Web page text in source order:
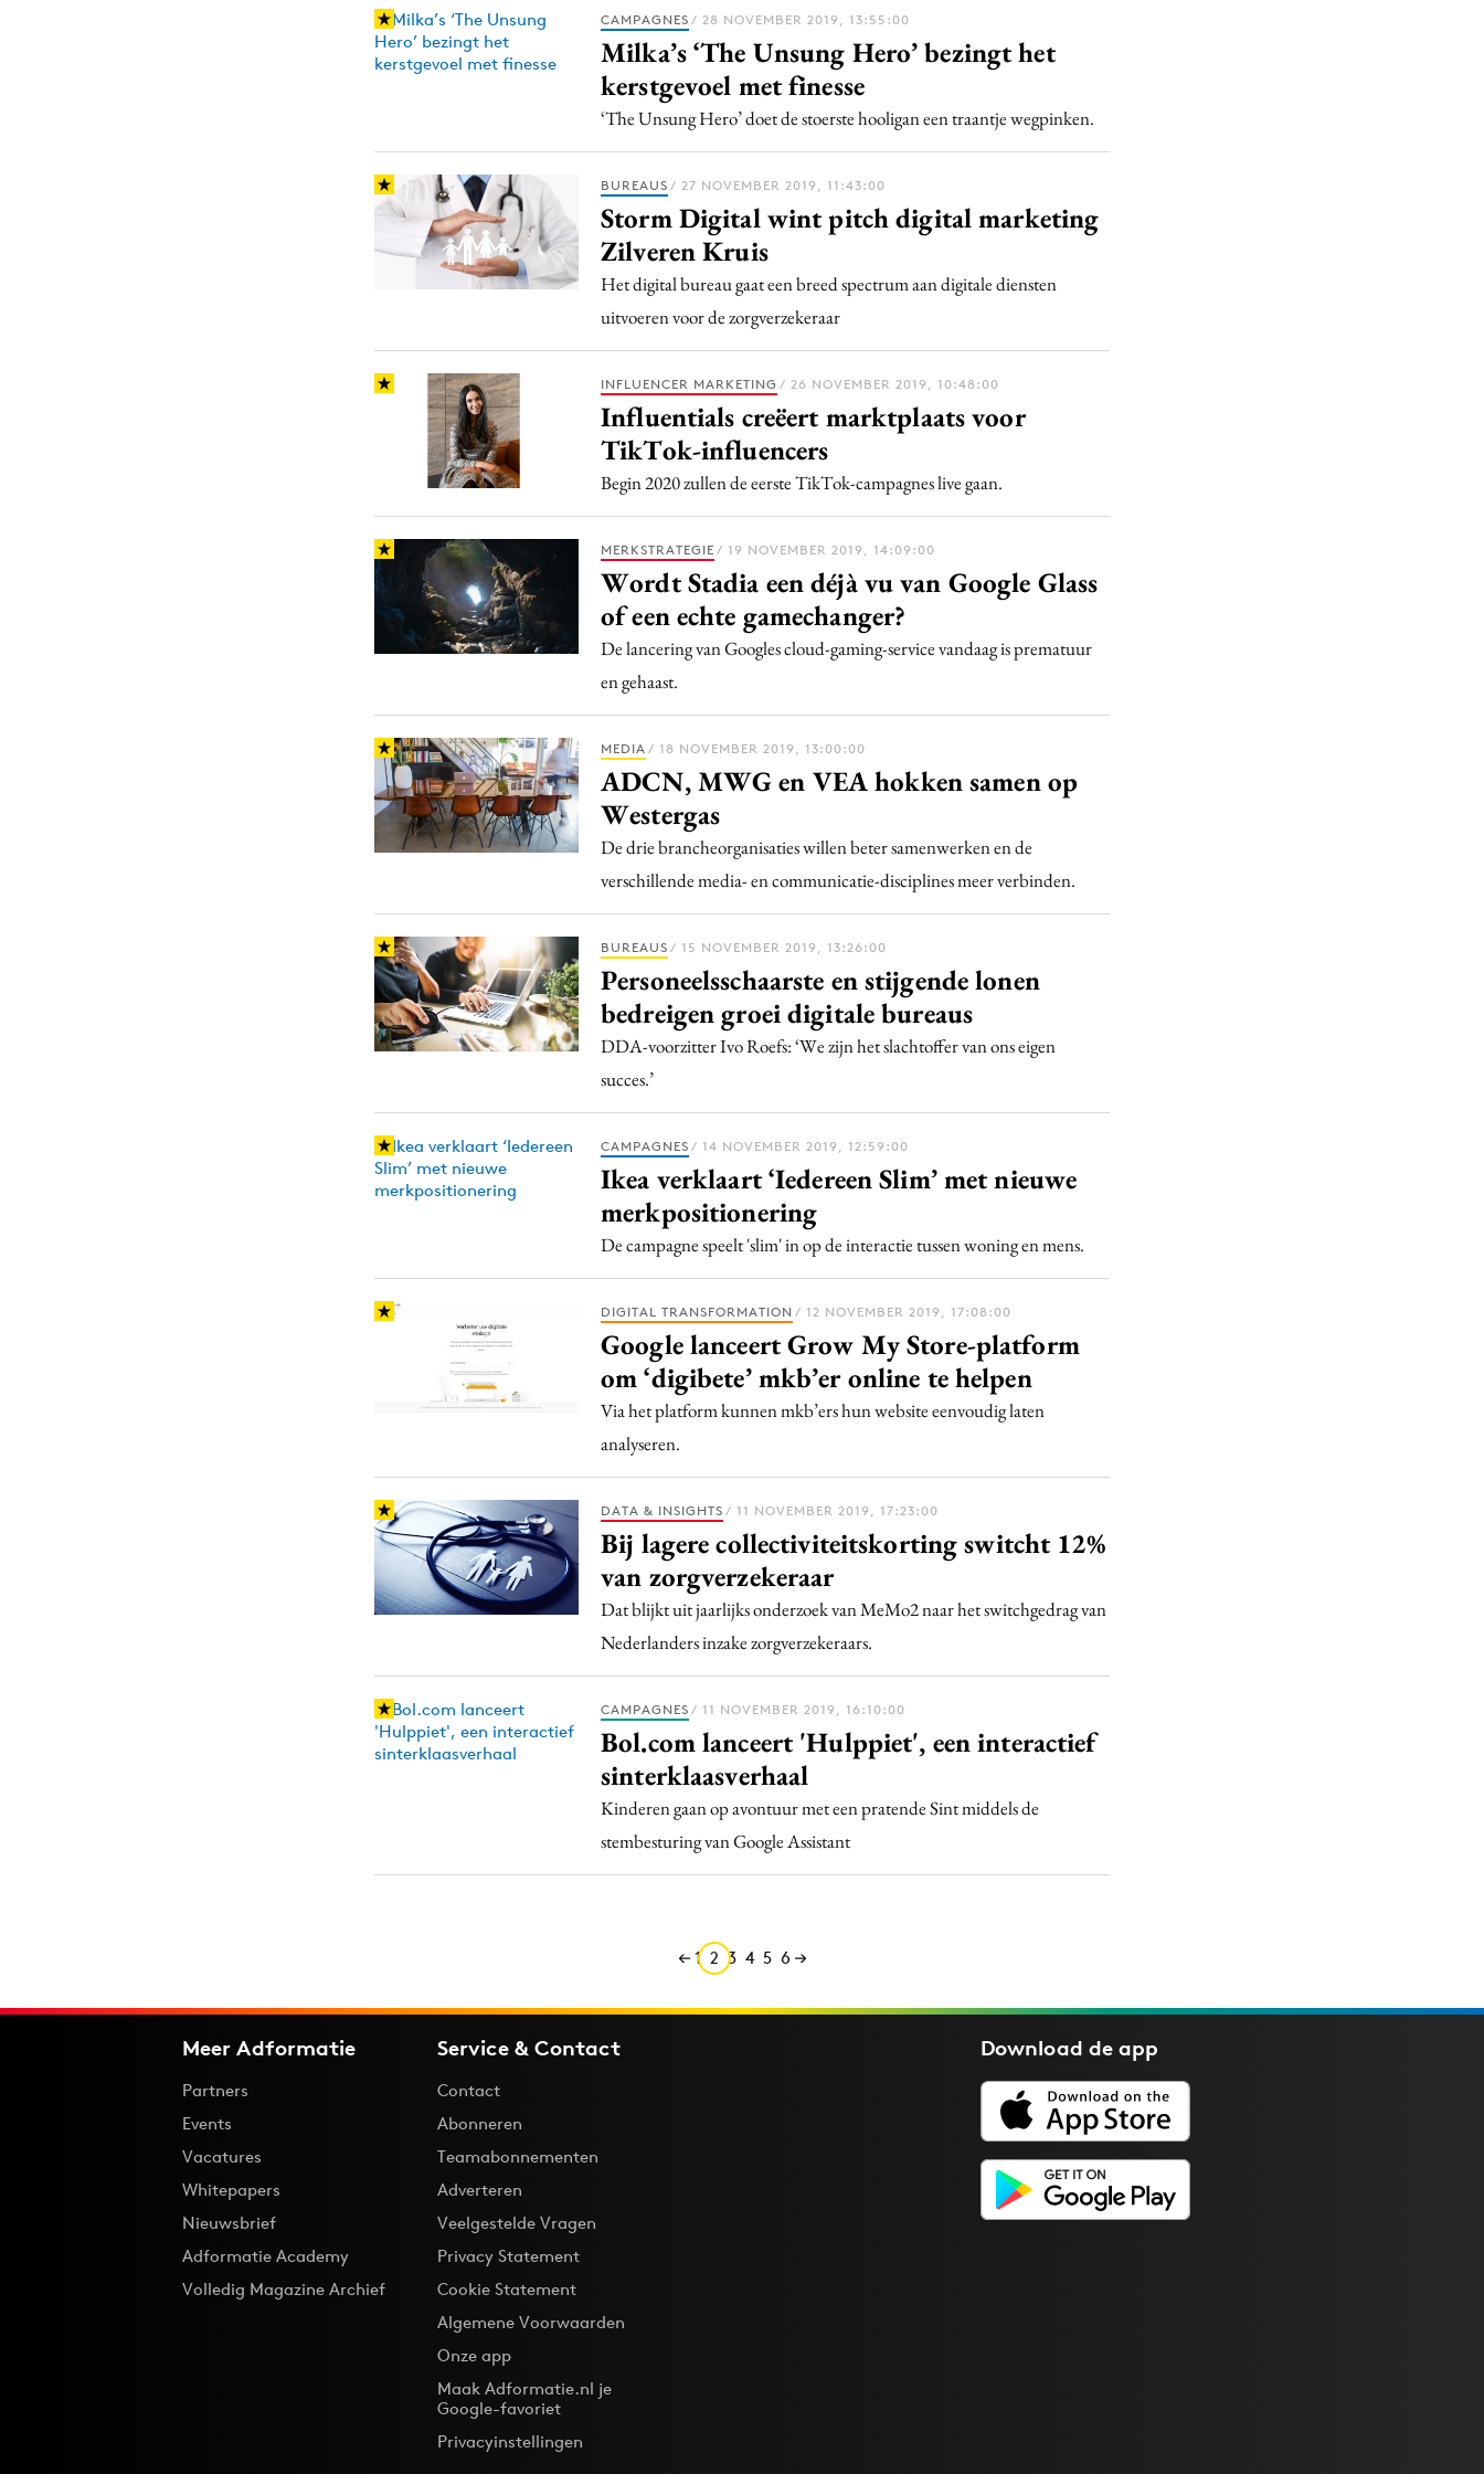
Gedragsverandering
Influencer marketing
Reputatie & crisis
CAMPAGNES / 28 NOVEMBER 2019, 13:55:00
Milka’s ‘The Unsung Hero’ bezingt het
kerstgevoel met finesse
‘The Unsung Hero’ doet de stoerste hooligan een traantje wegpinken.
BUREAUS / 27 NOVEMBER 2019, 11:43:00
Storm Digital wint pitch digital marketing
Zilveren Kruis
Het digital bureau gaat een breed spectrum aan digitale diensten
uitvoeren voor de zorgverzekeraar
INFLUENCER MARKETING / 26 NOVEMBER 2019, 10:48:00
Influentials creëert marktplaats voor
TikTok-influencers
Begin 2020 zullen de eerste TikTok-campagnes live gaan.
MERKSTRATEGIE / 19 NOVEMBER 2019, 14:09:00
Wordt Stadia een déjà vu van Google Glass
of een echte gamechanger?
De lancering van Googles cloud-gaming-service vandaag is prematuur
en gehaast.
MEDIA / 18 NOVEMBER 2019, 13:00:00
ADCN, MWG en VEA hokken samen op
Westergas
De drie brancheorganisaties willen beter samenwerken en de
verschillende media- en communicatie-disciplines meer verbinden.
BUREAUS / 15 NOVEMBER 2019, 13:26:00
Personeelsschaarste en stijgende lonen
bedreigen groei digitale bureaus
DDA-voorzitter Ivo Roefs: ‘We zijn het slachtoffer van ons eigen
succes.’
CAMPAGNES / 14 NOVEMBER 2019, 12:59:00
Ikea verklaart ‘Iedereen Slim’ met nieuwe
merkpositionering
De campagne speelt 'slim' in op de interactie tussen woning en mens.
DIGITAL TRANSFORMATION / 12 NOVEMBER 2019, 17:08:00
Google lanceert Grow My Store-platform
om ‘digibete’ mkb’er online te helpen
Via het platform kunnen mkb’ers hun website eenvoudig laten
analyseren.
DATA & INSIGHTS / 11 NOVEMBER 2019, 17:23:00
Bij lagere collectiviteitskorting switcht 12%
van zorgverzekeraar
Dat blijkt uit jaarlijks onderzoek van MeMo2 naar het switchgedrag van
Nederlanders inzake zorgverzekeraars.
CAMPAGNES / 11 NOVEMBER 2019, 16:10:00
Bol.com lanceert 'Hulppiet', een interactief
sinterklaasverhaal
Kinderen gaan op avontuur met een pratende Sint middels de
stembesturing van Google Assistant
1 2 3 4 5 6
Meer Adformatie
Partners
Events
Vacatures
Whitepapers
Nieuwsbrief
Adformatie Academy
Volledig Magazine Archief
Service & Contact
Contact
Abonneren
Teamabonnementen
Adverteren
Veelgestelde Vragen
Privacy Statement
Cookie Statement
Algemene Voorwaarden
Onze app
Maak Adformatie.nl je
Google-favoriet
Privacyinstellingen
Download deapp